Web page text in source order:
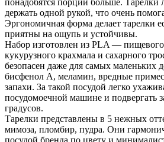
держать одной рукой, что очень
Эргономичная форма делает тарелки
приятны на ощупь и устойчивы.
Набор изготовлен из PLA — пищевого
кукурузного крахмала и сахарного
безопасен даже для самых маленьких
бисфенол А, меламин, вредные
запахи. За такой посудой легко
посудомоечной машине и подвергать
градусов.
Тарелки представлены в 5 нежных
мимоза, пломбир, пудра. Они
посудой бренда по цвету и